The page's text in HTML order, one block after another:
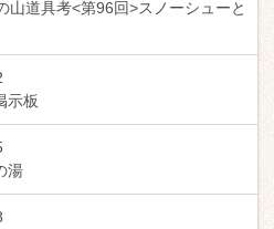
山道具考<第96回>スノーシューと
示板
湯